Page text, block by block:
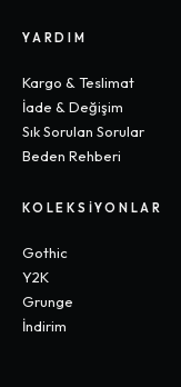
YARDIM
Kargo & Teslimat
İade & Değişim
Sık Sorulan Sorular
Beden Rehberi
KOLEKSIYONLAR
Gothic
Y2K
Grunge
İndirim